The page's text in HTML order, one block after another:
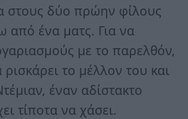
στους δύο πρώην φίλους
από ένα ματς. Για να
με το παρελθόν,
το μέλλον του και
έναν αδίστακτο
τίποτα να χάσει.